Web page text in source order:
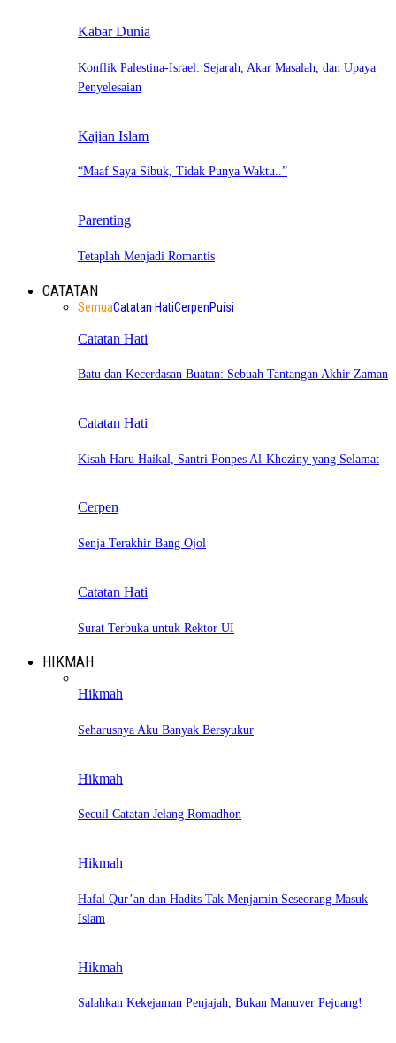
Kabar Dunia
Konflik Palestina-Israel: Sejarah, Akar Masalah, dan Upaya
Penyelesaian
Kajian Islam
“Maaf Saya Sibuk, Tidak Punya Waktu..”
Parenting
Tetaplah Menjadi Romantis
CATATAN
SemuaCatatan HatiCerpenPuisi
Catatan Hati
Batu dan Kecerdasan Buatan: Sebuah Tantangan Akhir Zaman
Catatan Hati
Kisah Haru Haikal, Santri Ponpes Al-Khoziny yang Selamat
Cerpen
Senja Terakhir Bang Ojol
Catatan Hati
Surat Terbuka untuk Rektor UI
HIKMAH
Hikmah
Seharusnya Aku Banyak Bersyukur
Hikmah
Secuil Catatan Jelang Romadhon
Hikmah
Hafal Qur’an dan Hadits Tak Menjamin Seseorang Masuk
Islam
Hikmah
Salahkan Kekejaman Penjajah, Bukan Manuver Pejuang!